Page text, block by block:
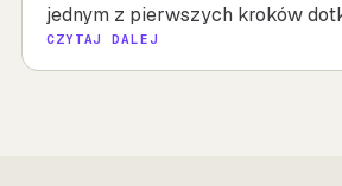
jednym z pierwszych kroków
CZYTAJ DALEJ